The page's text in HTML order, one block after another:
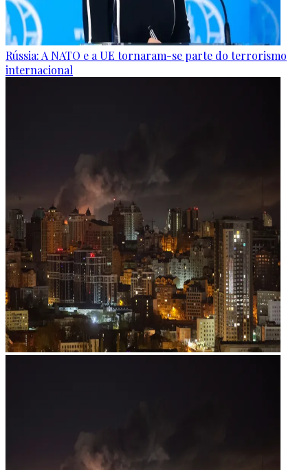
Rússia: A NATO e a UE tornaram-se parte do terrorismo
internacional